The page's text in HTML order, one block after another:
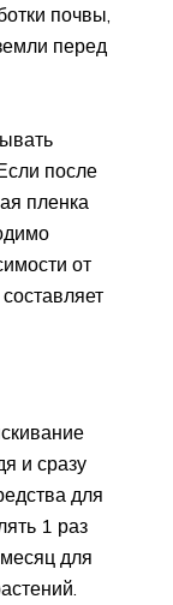
почвы,
перед
после
пленка
от
и сразу
для
1 раз
для